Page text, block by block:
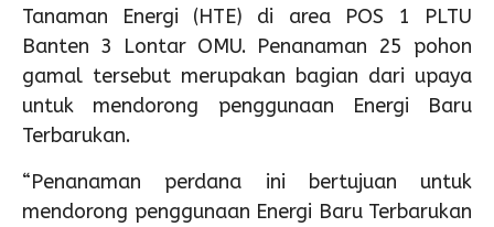
Tanaman Energi (HTE) di area POS 1 PLTU
Banten 3 Lontar OMU. Penanaman 25 pohon
gamal tersebut merupakan bagian dari upaya
untuk mendorong penggunaan Energi Baru
Terbarukan.
“Penanaman perdana ini bertujuan untuk
mendorong penggunaan Energi Baru Terbarukan